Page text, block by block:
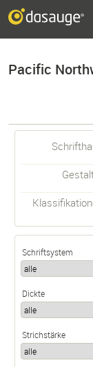
Pacific
Schriftsystem
Dickte
Strichstärke